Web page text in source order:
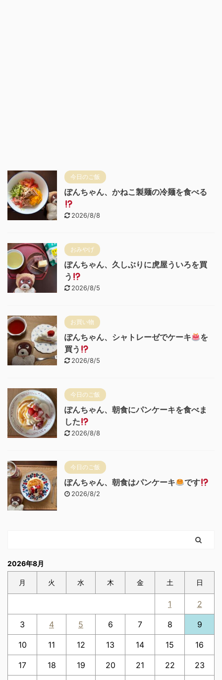
今日のご飯
ぽんちゃん、かねこ製麺の冷麺を食べる
2026/8/8
おみやげ
ぽんちゃん、久しぶりに虎屋ういろを買
う
2026/8/5
お買い物
ぽんちゃん、シャトレーゼでケーキ
を
買う
2026/8/5
今日のご飯
ぽんちゃん、朝食にパンケーキを食べま
した
2026/8/8
今日のご飯
ぽんちゃん、朝食はパンケーキ です
2026/8/2
2026年8月
月 火 水 木 金 土 日
1 2
3 4 5 6 7 8 9
10 11 12 13 14 15 16
17 18 19 20 21 22 23